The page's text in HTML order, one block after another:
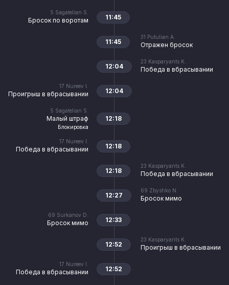
5 Sagatelian S.
Бросок по воротам 11:45
31 Putulian A.
Отражен бросок
11:45
23 Kasparyants K.
Победа в вбрасывании
12:04
17 Nureev I.
Проигрыш в вбрасывании 12:04
5 Sagatelian S.
Малый штраф
Блокировка
12:18
17 Nureev I.
Победа в вбрасывании 12:18
23 Kasparyants K.
Победа в вбрасывании
12:18
69 Zbyshko N.
Бросок мимо
12:27
69 Surkanov D.
Бросок мимо 12:33
23 Kasparyants K.
Проигрыш в вбрасывании
12:52
17 Nureev I.
Победа в вбрасывании 12:52